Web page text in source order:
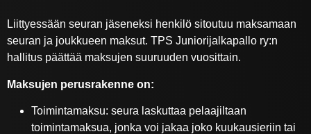
Liittyessään seuran jäseneksi henkilö sitoutuu maksamaan
seuran ja joukkueen maksut. TPS Juniorijalkapallo ry:n
hallitus päättää maksujen suuruuden vuosittain.
Maksujen perusrakenne on:
Toimintamaksu: seura laskuttaa pelaajiltaan
toimintamaksua, jonka voi jakaa joko kuukausieriin tai